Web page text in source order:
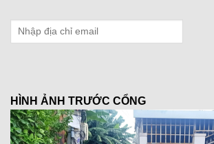
HÌNH ẢNH TRƯỚC CỔNG